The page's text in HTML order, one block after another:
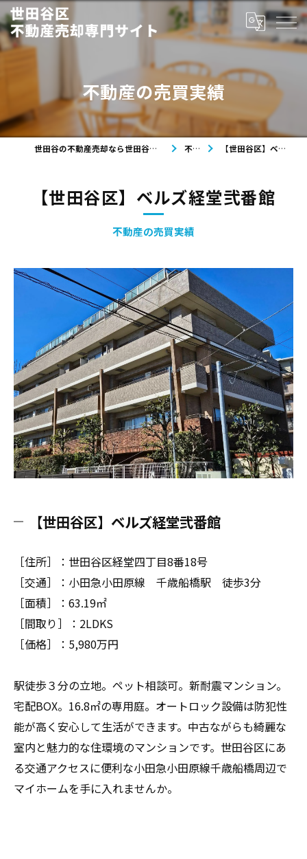
不動産の売買実績
世田谷の不動産売却なら世田谷区不動産売却専門サイト 不動産 【世田谷区】ベルズ経堂弐番館
不動産の売買実績
【世田谷区】ベルズ経堂弐番館
【世田谷区】ベルズ経堂弐番館
［住所］：世田谷区経堂四丁目8番18号
［交通］：小田急小田原線 千歳船橋駅 徒歩3分
［面積］：63.19㎡
［間取り］：2LDKS
［価格］：5,980万円
駅徒歩３分の立地。ペット相談可。新耐震マンション。
宅配BOX。16.8㎡の専用庭。オートロック設備は防犯性
能が高く安心して生活ができます。中古ながらも綺麗な
室内と魅力的な住環境のマンションです。世田谷区にあ
る交通アクセスに便利な小田急小田原線千歳船橋周辺で
マイホームを手に入れませんか。